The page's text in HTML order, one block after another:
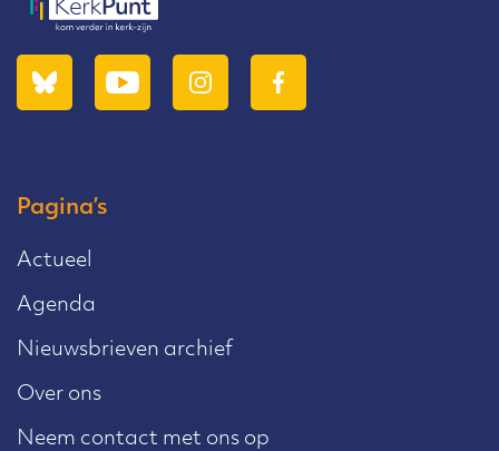
Pagina’s
Actueel
Agenda
Nieuwsbrieven archief
Over ons
Neem contact met ons op